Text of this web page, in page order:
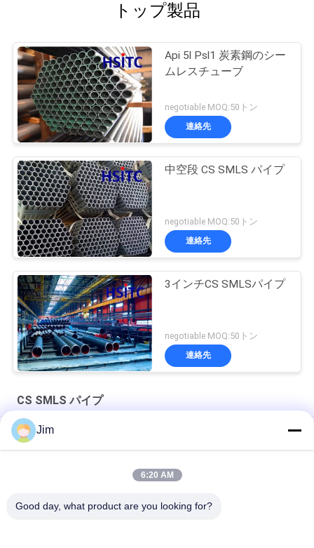
トップ製品
Api 5l Psl1 炭素鋼のシー
ムレスチューブ
negotiable MOQ:50トン
連絡先
中空段 CS SMLS パイプ
negotiable MOQ:50トン
連絡先
3インチCS SMLSパイプ
negotiable MOQ:50トン
連絡先
CS SMLS パイプ
水力発電所 SCH80 CS SMLS パイプ フラットスレッドエンド
Jim
6:20 AM
Good day, what product are you looking for?